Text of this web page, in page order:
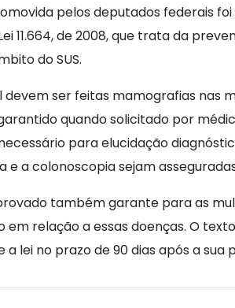
pelos deputados federais
11.664, de 2008, que trata da
do SUS.
devem ser feitas mamografias nas
quando solicitado por
para elucidação
e a colonoscopia sejam
também garante para as
relação a essas doenças. O
lei no prazo de 90 dias após a sua